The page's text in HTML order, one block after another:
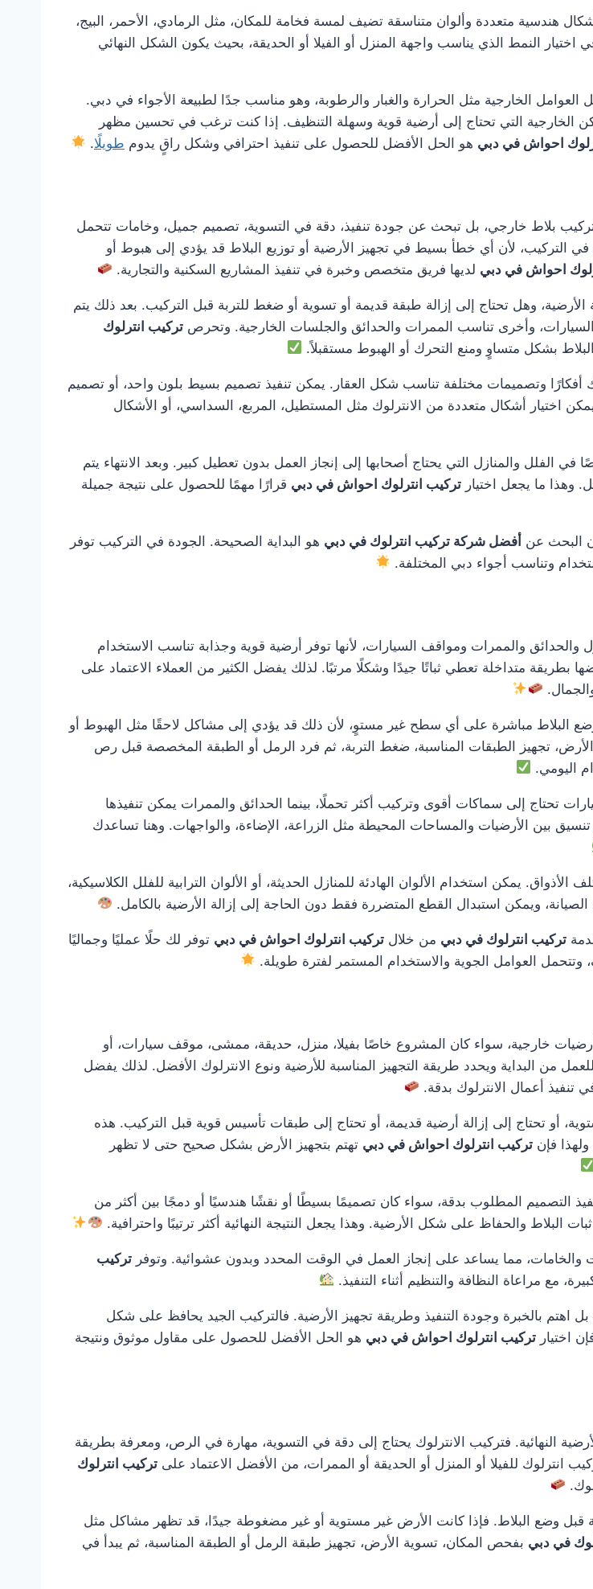
هندسية متعددة وألوان متناسقة تضيف لمسة فخامة للمكان، مثل الرمادي، الأحمر، البيج،
اختيار النمط الذي يناسب واجهة المنزل أو الفيلا أو الحديقة، بحيث يكون الشكل النهائي
العوامل الخارجية مثل الحرارة والغبار والرطوبة، وهو مناسب جدًا لطبيعة الأجواء في دبي.
الخارجية التي تحتاج إلى أرضية قوية وسهلة التنظيف. إذا كنت ترغب في تحسين مظهر
احواش في دبي هو الحل الأفضل للحصول على تنفيذ احترافي وشكل راقٍ يدوم طويلًا.
بلاط خارجي، بل تبحث عن جودة تنفيذ، دقة في التسوية، تصميم جميل، وخامات تتحمل
في التركيب، لأن أي خطأ بسيط في تجهيز الأرضية أو توزيع البلاط قد يؤدي إلى هبوط أو
احواش في دبي لديها فريق متخصص وخبرة في تنفيذ المشاريع السكنية والتجارية.
وهل تحتاج إلى إزالة طبقة قديمة أو تسوية أو ضغط للتربة قبل التركيب. بعد ذلك يتم
وأخرى تناسب الممرات والحدائق والجلسات الخارجية. وتحرص تركيب انترلوك
بشكل متساوٍ ومنع التحرك أو الهبوط مستقبلاً.
أفكارًا وتصميمات مختلفة تناسب شكل العقار. يمكن تنفيذ تصميم بسيط بلون واحد، أو تصميم
اختيار أشكال متعددة من الانترلوك مثل المستطيل، المربع، السداسي، أو الأشكال
في الفلل والمنازل التي يحتاج أصحابها إلى إنجاز العمل بدون تعطيل كبير. وبعد الانتهاء يتم
وهذا ما يجعل اختيار تركيب انترلوك احواش في دبي قرارًا مهمًا للحصول على نتيجة جميلة
البحث عن أفضل شركة تركيب انترلوك في دبي هو البداية الصحيحة. الجودة في التركيب توفر
وتناسب أجواء دبي المختلفة.
والحدائق والممرات ومواقف السيارات، لأنها توفر أرضية قوية وجذابة تناسب الاستخدام
بطريقة متداخلة تعطي ثباتًا جيدًا وشكلًا مرتبًا. لذلك يفضل الكثير من العملاء الاعتماد على
البلاط مباشرة على أي سطح غير مستوٍ، لأن ذلك قد يؤدي إلى مشاكل لاحقًا مثل الهبوط أو
تجهيز الطبقات المناسبة، ضغط التربة، ثم فرد الرمل أو الطبقة المخصصة قبل رص
اليومي.
تحتاج إلى سماكات أقوى وتركيب أكثر تحملًا، بينما الحدائق والممرات يمكن تنفيذها
بين الأرضيات والمساحات المحيطة مثل الزراعة، الإضاءة، والواجهات. وهنا تساعدك
يمكن استخدام الألوان الهادئة للمنازل الحديثة، أو الألوان الترابية للفلل الكلاسيكية،
ويمكن استبدال القطع المتضررة فقط دون الحاجة إلى إزالة الأرضية بالكامل.
تركيب انترلوك في دبي من خلال تركيب انترلوك احواش في دبي توفر لك حلًا عمليًا وجماليًا
العوامل الجوية والاستخدام المستمر لفترة طويلة.
خارجية، سواء كان المشروع خاصًا بفيلا، منزل، حديقة، ممشى، موقف سيارات، أو
من البداية ويحدد طريقة التجهيز المناسبة للأرضية ونوع الانترلوك الأفضل. لذلك يفضل
تنفيذ أعمال الانترلوك بدقة.
أو تحتاج إلى إزالة أرضية قديمة، أو تحتاج إلى طبقات تأسيس قوية قبل التركيب. هذه
فإن تركيب انترلوك احواش في دبي تهتم بتجهيز الأرض بشكل صحيح حتى لا تظهر
التصميم المطلوب بدقة، سواء كان تصميمًا بسيطًا أو نقشًا هندسيًا أو دمجًا بين أكثر من
والحفاظ على شكل الأرضية. وهذا يجعل النتيجة النهائية أكثر ترتيبًا واحترافية.
والخامات، مما يساعد على إنجاز العمل في الوقت المحدد وبدون عشوائية. وتوفر تركيب
مع مراعاة النظافة والتنظيم أثناء التنفيذ.
اهتم بالخبرة وجودة التنفيذ وطريقة تجهيز الأرضية. فالتركيب الجيد يحافظ على شكل
اختيار تركيب انترلوك احواش في دبي هو الحل الأفضل للحصول على مقاول موثوق ونتيجة
النهائية. فتركيب الانترلوك يحتاج إلى دقة في التسوية، مهارة في الرص، ومعرفة بطريقة
انترلوك للفيلا أو المنزل أو الحديقة أو الممرات، من الأفضل الاعتماد على تركيب انترلوك
قبل وضع البلاط. فإذا كانت الأرض غير مستوية أو غير مضغوطة جيدًا، قد تظهر مشاكل مثل
في دبي بفحص المكان، تسوية الأرض، تجهيز طبقة الرمل أو الطبقة المناسبة، ثم يبدأ في